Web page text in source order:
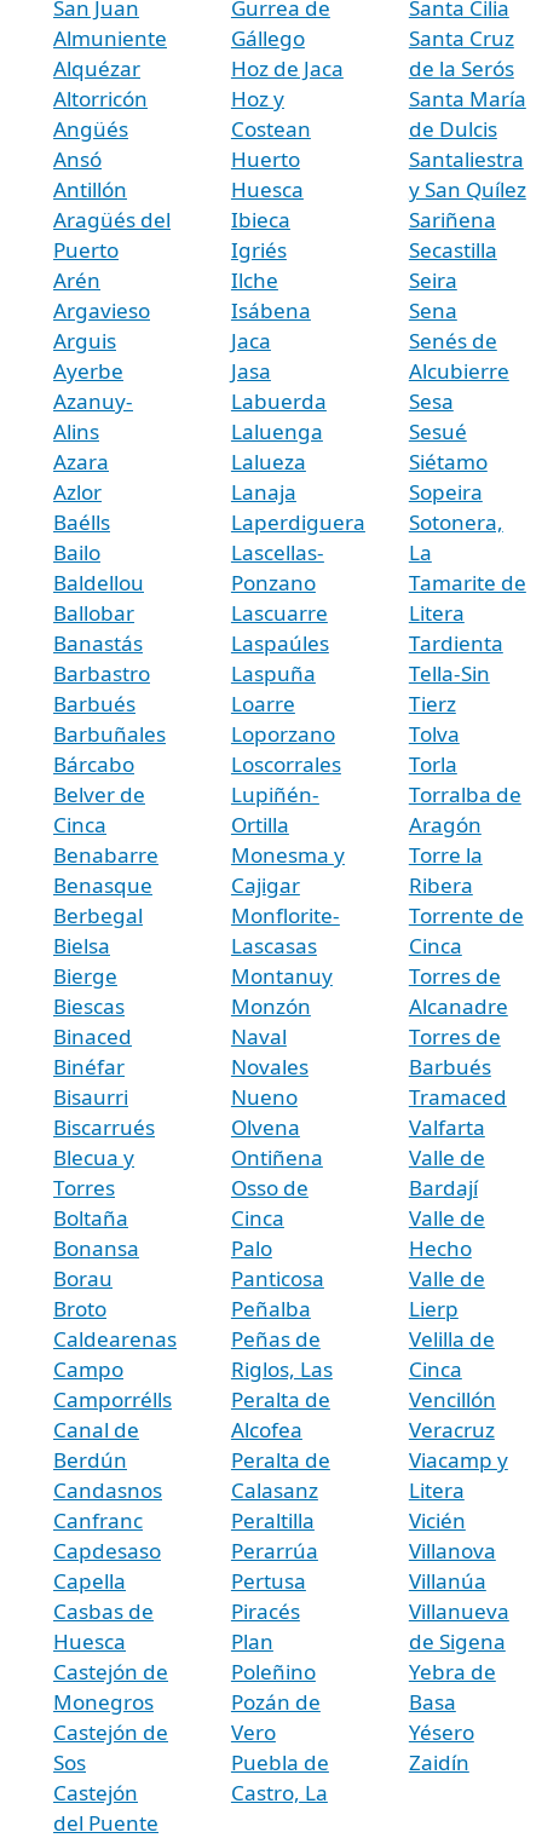
San Juan
Almuniente
Alquézar
Altorricón
Angüés
Ansó
Antillón
Aragüés del
Puerto
Arén
Argavieso
Arguis
Ayerbe
Azanuy-
Alins
Azara
Azlor
Baélls
Bailo
Baldellou
Ballobar
Banastás
Barbastro
Barbués
Barbuñales
Bárcabo
Belver de
Cinca
Benabarre
Benasque
Berbegal
Bielsa
Bierge
Biescas
Binaced
Binéfar
Bisaurri
Biscarrués
Blecua y
Torres
Boltaña
Bonansa
Borau
Broto
Caldearenas
Campo
Camporrélls
Canal de
Berdún
Candasnos
Canfranc
Capdesaso
Capella
Casbas de
Huesca
Castejón de
Monegros
Castejón de
Sos
Castejón
del Puente
Gurrea de
Gállego
Hoz de Jaca
Hoz y
Costean
Huerto
Huesca
Ibieca
Igriés
Ilche
Isábena
Jaca
Jasa
Labuerda
Laluenga
Lalueza
Lanaja
Laperdiguera
Lascellas-
Ponzano
Lascuarre
Laspaúles
Laspuña
Loarre
Loporzano
Loscorrales
Lupiñén-
Ortilla
Monesma y
Cajigar
Monflorite-
Lascasas
Montanuy
Monzón
Naval
Novales
Nueno
Olvena
Ontiñena
Osso de
Cinca
Palo
Panticosa
Peñalba
Peñas de
Riglos, Las
Peralta de
Alcofea
Peralta de
Calasanz
Peraltilla
Perarrúa
Pertusa
Piracés
Plan
Poleñino
Pozán de
Vero
Puebla de
Castro, La
Santa Cilia
Santa Cruz
de la Serós
Santa María
de Dulcis
Santaliestra
y San Quílez
Sariñena
Secastilla
Seira
Sena
Senés de
Alcubierre
Sesa
Sesué
Siétamo
Sopeira
Sotonera,
La
Tamarite de
Litera
Tardienta
Tella-Sin
Tierz
Tolva
Torla
Torralba de
Aragón
Torre la
Ribera
Torrente de
Cinca
Torres de
Alcanadre
Torres de
Barbués
Tramaced
Valfarta
Valle de
Bardají
Valle de
Hecho
Valle de
Lierp
Velilla de
Cinca
Vencillón
Veracruz
Viacamp y
Litera
Vicién
Villanova
Villanúa
Villanueva
de Sigena
Yebra de
Basa
Yésero
Zaidín